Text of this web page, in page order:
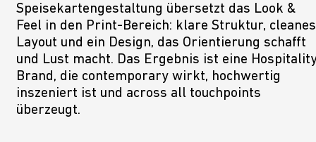
Speisekartengestaltung übersetzt das Look &
Feel in den Print-Bereich: klare Struktur, cleanes
Layout und ein Design, das Orientierung schafft
und Lust macht. Das Ergebnis ist eine
Brand, die contemporary wirkt, hochwertig
inszeniert ist und across all touchpoints
überzeugt.